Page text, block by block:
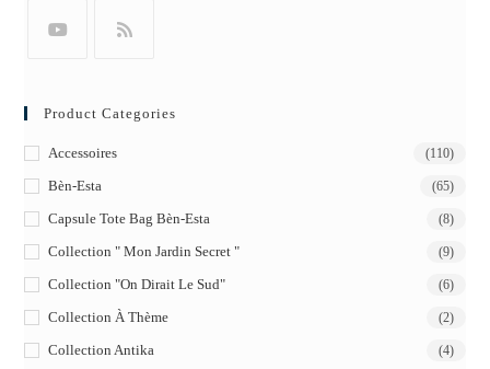
Product Categories
Accessoires (110)
Bèn-Esta (65)
Capsule Tote Bag Bèn-Esta (8)
Collection " Mon Jardin Secret " (9)
Collection "On Dirait Le Sud" (6)
Collection À Thème (2)
Collection Antika (4)